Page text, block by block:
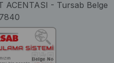
ACENTASI - Tursab Belge